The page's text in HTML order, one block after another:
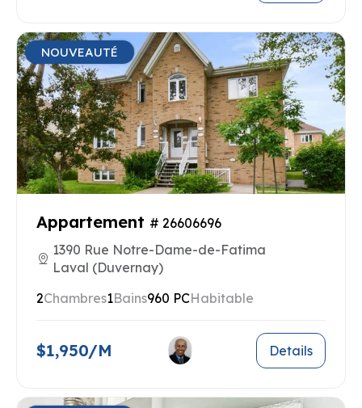
NOUVEAUTÉ
Appartement # 26606696
1390 Rue Notre-Dame-de-Fatima
Laval (Duvernay)
2Chambres1Bains960 PCHabitable
$1,950/M Details